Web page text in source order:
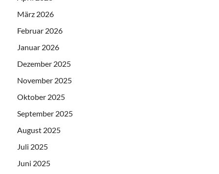
März 2026
Februar 2026
Januar 2026
Dezember 2025
November 2025
Oktober 2025
September 2025
August 2025
Juli 2025
Juni 2025